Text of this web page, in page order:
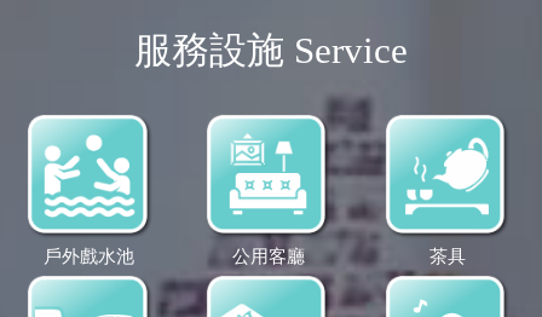
服務設施 Service
戶外戲水池 公用客廳 茶具